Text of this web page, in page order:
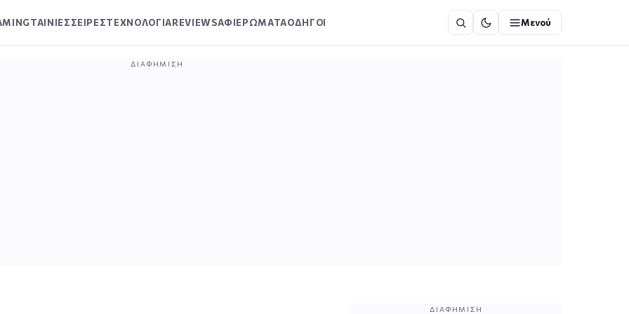
ΤΑΙΝΙΕΣΣΕΙΡΕΣΤΕΧΝΟΛΟΓΙΑREVIEWSΑΦΙΕΡΩΜΑΤΑΟΔΗΓΟΙ Μενού
ΔΙΑΦΉΜΙΣΗ
ΔΙΑΦΉΜΙΣΗ